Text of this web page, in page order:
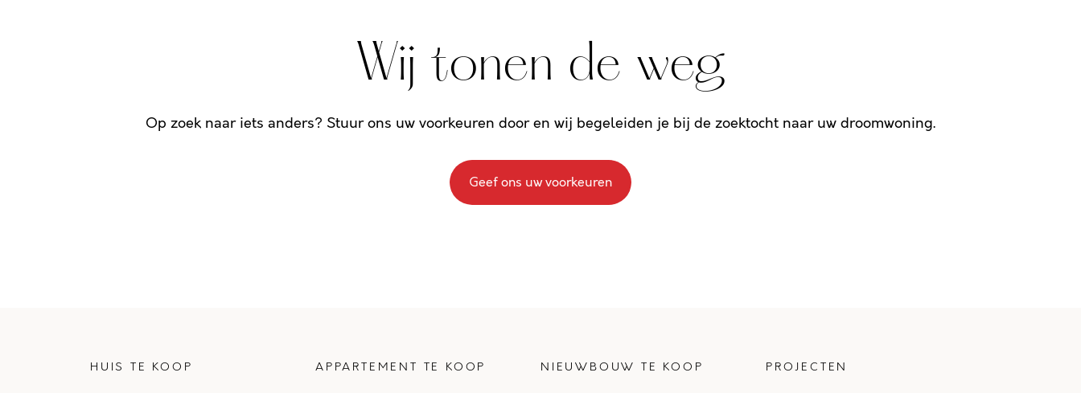
Wij tonen de weg
Op zoek naar iets anders? Stuur ons uw voorkeuren door en wij begeleiden je bij de zoektocht naar uw droomwoning.
Geef ons uw voorkeuren
HUIS TE KOOP APPARTEMENT TE KOOP NIEUWBOUW TE KOOP PROJECTEN